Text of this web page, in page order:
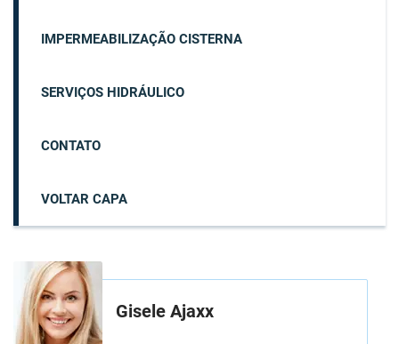
IMPERMEABILIZAÇÃO CISTERNA
SERVIÇOS HIDRÁULICO
CONTATO
VOLTAR CAPA
Gisele Ajaxx